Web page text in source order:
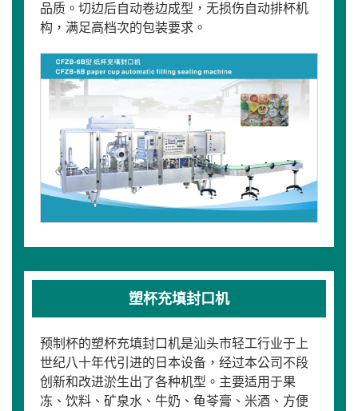
品质。切边后自动卷边成型，无损伤自动排杯机
构，满足高档次的包装要求。
塑杯充填封口机
预制杯的塑杯充填封口机是汕头市轻工行业于上
世纪八十年代引进的日本设备，经过本公司不段
创新和改进淤生出了各种机型。主要适用于果
冻、饮料、矿泉水、牛奶、龟苓膏、米酒、方便